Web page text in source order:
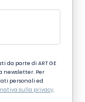
parte di ART GE
newsletter. Per
personali ed
sulla privacy.